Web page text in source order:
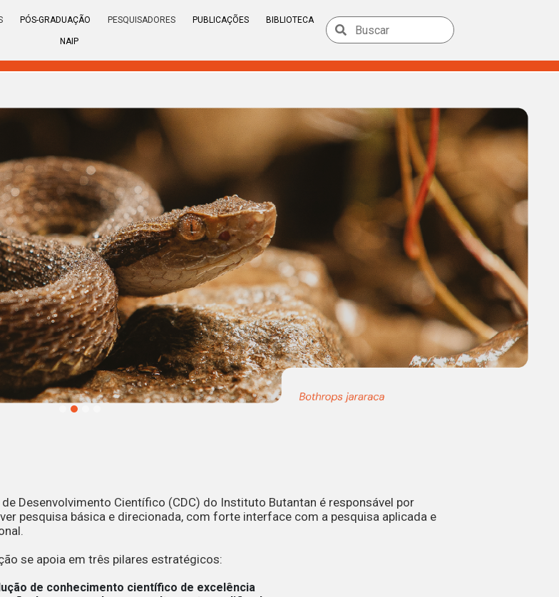
PÓS-GRADUAÇÃO PESQUISADORES PUBLICAÇÕES BIBLIOTECA
NAIP
de Desenvolvimento Científico (CDC) do Instituto Butantan é responsável por
pesquisa básica e direcionada, com forte interface com a pesquisa aplicada e
se apoia em três pilares estratégicos:
de conhecimento científico de excelência